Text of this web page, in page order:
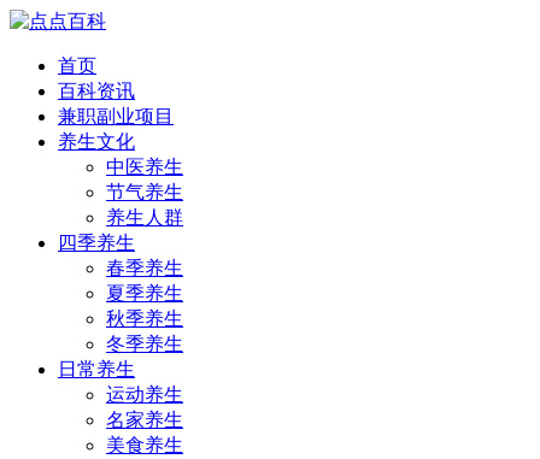
首页
百科资讯
兼职副业项目
养生文化
中医养生
节气养生
养生人群
四季养生
春季养生
夏季养生
秋季养生
冬季养生
日常养生
运动养生
名家养生
美食养生